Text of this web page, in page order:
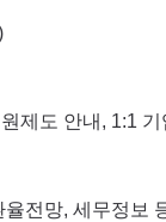
제도 안내, 1:1 기
전망, 세무정보